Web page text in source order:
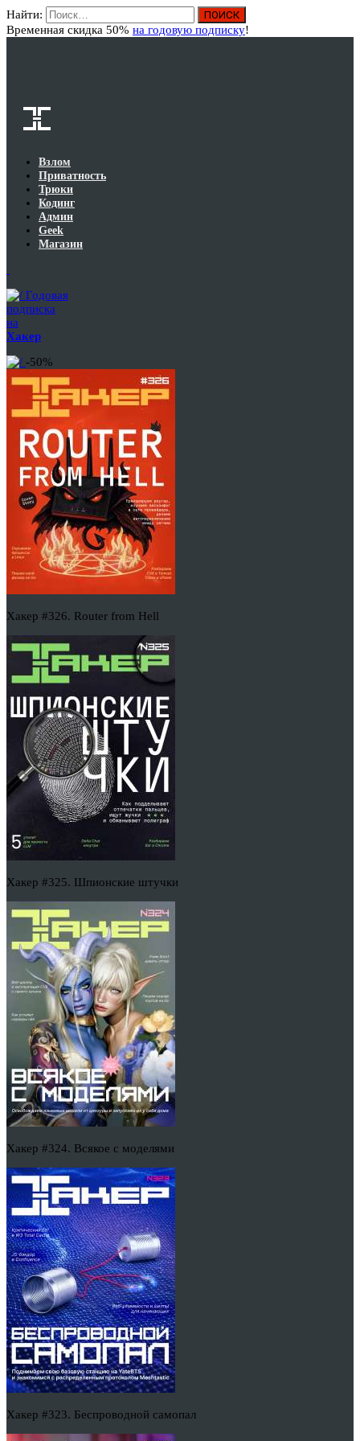
Найти:
Временная скидка 50% на годовую подписку!
Взлом
Приватность
Трюки
Кодинг
Админ
Geek
Магазин
Годовая
подписка
на
Хакер
-50%
Хакер #326. Router from Hell
Хакер #325. Шпионские штучки
Хакер #324. Всякое с моделями
Хакер #323. Беспроводной самопал